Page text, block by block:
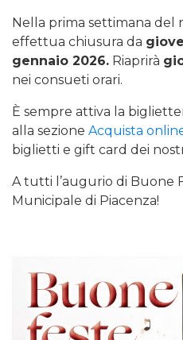
Nella prima settimana del
effettua chiusura da
gennaio 2026. Riaprirà
nei consueti orari.
È sempre attiva la
alla sezione Acquista
biglietti e gift card dei
A tutti l’augurio di Buone
Municipale di Piacenza!